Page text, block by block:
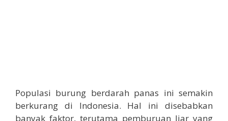
Populasi burung berdarah panas ini semakin
berkurang di Indonesia. Hal ini disebabkan
banyak faktor, terutama pemburuan liar yang